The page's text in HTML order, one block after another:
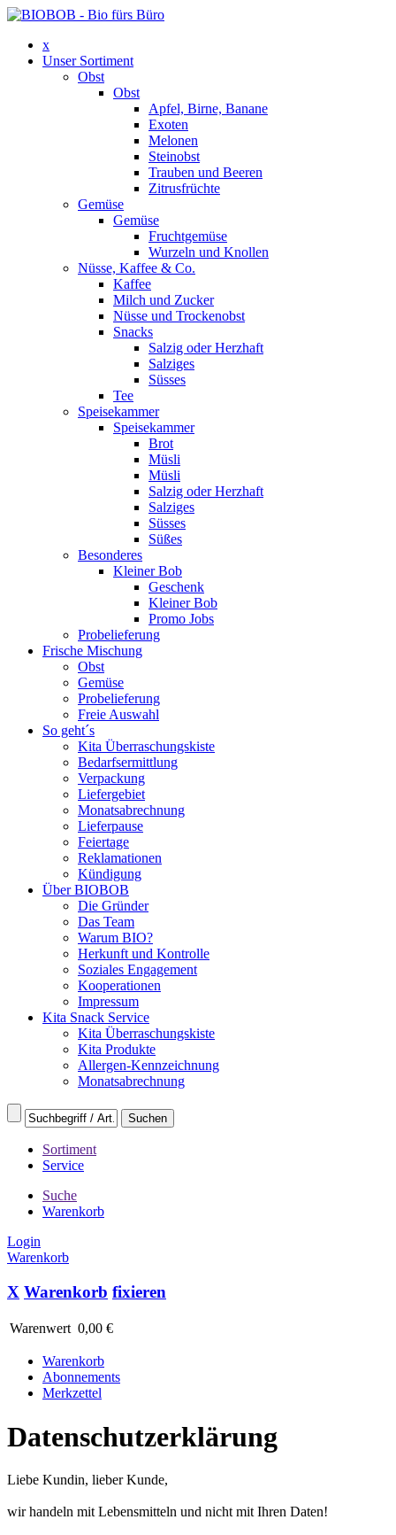
x
Unser Sortiment
Obst
Obst
Apfel, Birne, Banane
Exoten
Melonen
Steinobst
Trauben und Beeren
Zitrusfrüchte
Gemüse
Gemüse
Fruchtgemüse
Wurzeln und Knollen
Nüsse, Kaffee & Co.
Kaffee
Milch und Zucker
Nüsse und Trockenobst
Snacks
Salzig oder Herzhaft
Salziges
Süsses
Tee
Speisekammer
Speisekammer
Brot
Müsli
Müsli
Salzig oder Herzhaft
Salziges
Süsses
Süßes
Besonderes
Kleiner Bob
Geschenk
Kleiner Bob
Promo Jobs
Probelieferung
Frische Mischung
Obst
Gemüse
Probelieferung
Freie Auswahl
So geht´s
Kita Überraschungskiste
Bedarfsermittlung
Verpackung
Liefergebiet
Monatsabrechnung
Lieferpause
Feiertage
Reklamationen
Kündigung
Über BIOBOB
Die Gründer
Das Team
Warum BIO?
Herkunft und Kontrolle
Soziales Engagement
Kooperationen
Impressum
Kita Snack Service
Kita Überraschungskiste
Kita Produkte
Allergen-Kennzeichnung
Monatsabrechnung
Sortiment
Service
Suche
Warenkorb
Login
Warenkorb
X Warenkorb fixieren
Warenwert 0,00 €
Warenkorb
Abonnements
Merkzettel
Datenschutzerklärung
Liebe Kundin, lieber Kunde,
wir handeln mit Lebensmitteln und nicht mit Ihren Daten!